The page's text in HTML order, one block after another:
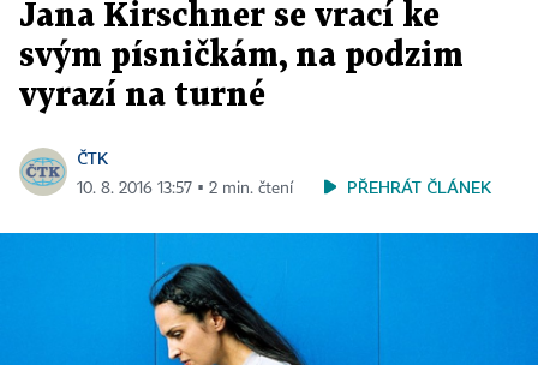
Jana Kirschner se vrací ke
svým písničkám, na podzim
vyrazí na turné
ČTK
10. 8. 2016 13:57 ▪ 2 min. čtení PŘEHRÁT ČLÁNEK